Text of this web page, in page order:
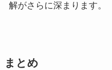
解がさらに深まります。
まとめ